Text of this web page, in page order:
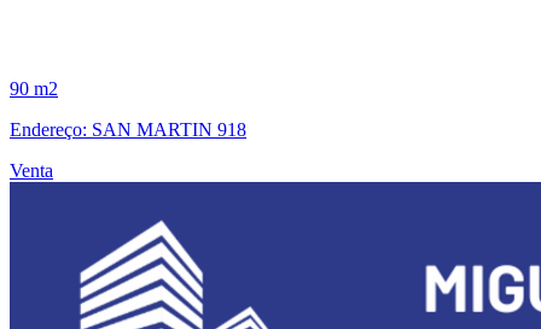
90 m2
Endereço: SAN MARTIN 918
Venta